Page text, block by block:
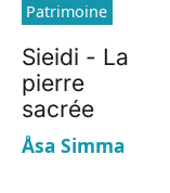
Patrimoine
Sieidi - La
pierre
sacrée
Åsa Simma